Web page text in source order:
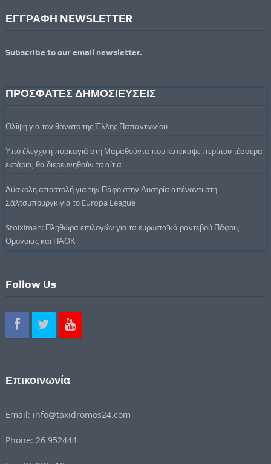
ΕΓΓΡΑΦΗ NEWSLETTER
Subscribe to our email newsletter.
ΠΡΟΣΦΑΤΕΣ ΔΗΜΟΣΙΕΥΣΕΙΣ
Θλίψη για τον θάνατο της Έλλης Παπαντωνίου
Υπό έλεγχο η πυρκαγιά στη Μαραθούντα που κατέκαψε περίπου τέσσερα
εκτάρια, θα διερευνηθούν τα αίτια
Δύσκολη αποστολή για την Πάφο στην Αυστρία απέναντι στη
Σάλτσμπουργκ για το Europa League
Stoiximan: Πληθώρα επιλογών για τα ευρωπαϊκά ραντεβού Πάφου,
Ομόνοιας και ΠΑΟΚ
Follow Us
Επικοινωνία
Email: info@taxidromos24.com
Phone: 26 952444